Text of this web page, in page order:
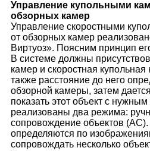
Управление купольными
обзорных камер
Управление скоростными
от обзорных камер
Виртуоз». Поясним принцип
В системе должны
камер и скоростная
также расстояние до него
обзорной камеры, затем
показать этот объект с
реализованы два режима:
сопровождение объектов (АС).
определяются по
сопровождать несколько